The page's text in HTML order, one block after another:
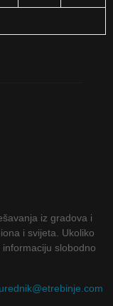
iz gradova i
i svijeta. Ukoliko
slobodno
urednik@etrebinje.com